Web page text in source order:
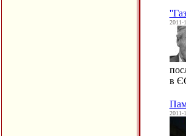
2011-
в
2011-